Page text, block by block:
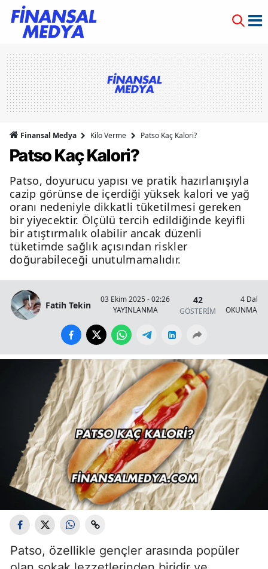
Finansal Medya Kilo Verme Patso Kaç Kalori?
Patso Kaç Kalori?
Patso, doyurucu yapısı ve pratik hazırlanışıyla
cazip görünse de içerdiği yüksek kalori ve yağ
oranı nedeniyle dikkatli tüketilmesi gereken
bir yiyecektir. Ölçülü tercih edildiğinde keyifli
bir atıştırmalık olabilir ancak düzenli
tüketimde sağlık açısından riskler
doğurabileceği unutulmamalıdır.
Fatih Tekin
03 Ekim 2025 - 02:26
YAYINLANMA
42
GÖSTERİM
4
OKUNMA
Patso, özellikle gençler arasında popüler